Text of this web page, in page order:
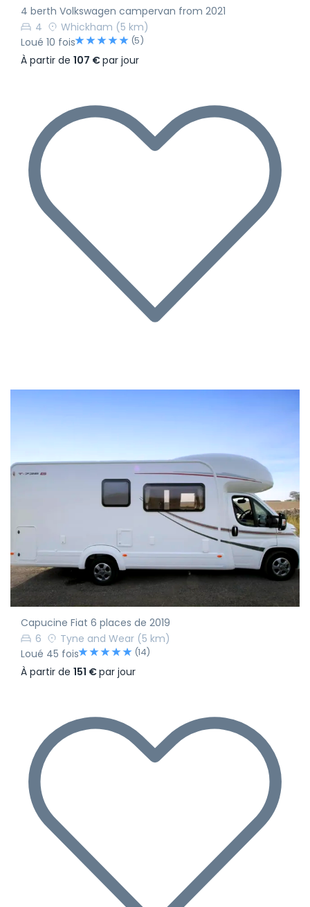
4 berth Volkswagen campervan from 2021
4
Whickham (5 km)
Loué 10 fois
(5)
À partir de 107 €par jour
Capucine Fiat 6 places de 2019
6
Tyne and Wear (5 km)
Loué 45 fois
(14)
À partir de 151 €par jour